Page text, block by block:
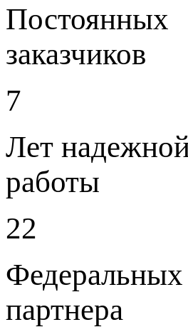
Постоянных
заказчиков
7
Лет
работы
22
Федеральных
партнера